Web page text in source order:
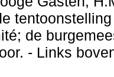
de
- Links